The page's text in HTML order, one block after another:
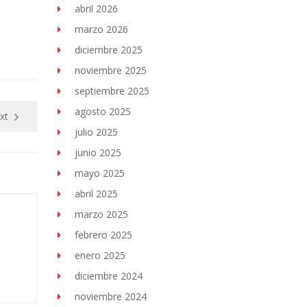
abril 2026
marzo 2026
diciembre 2025
noviembre 2025
septiembre 2025
agosto 2025
julio 2025
junio 2025
mayo 2025
abril 2025
marzo 2025
febrero 2025
enero 2025
diciembre 2024
noviembre 2024